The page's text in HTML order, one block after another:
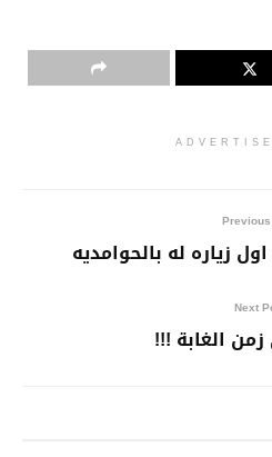
زياره له بالحوامديه
Next
الغابة !!!